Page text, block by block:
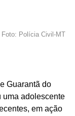
Foto: Polícia Civil-MT
Guarantã do
uma adolescente
em ação